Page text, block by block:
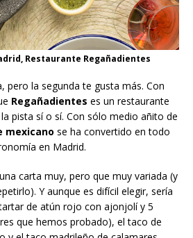
Restaurante Regañadientes
pero la segunda te gusta más. Con
Regañadientes es un restaurante
pista sí o sí. Con sólo medio añito de
mexicano se ha convertido en todo
en Madrid.
carta muy, pero que muy variada (y
Y aunque es difícil elegir, sería
de atún rojo con ajonjolí y 5
que hemos probado), el taco de